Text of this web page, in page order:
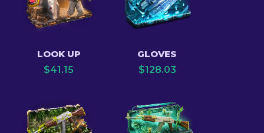
LOOK UP
$41.15
GLOVES
$128.03